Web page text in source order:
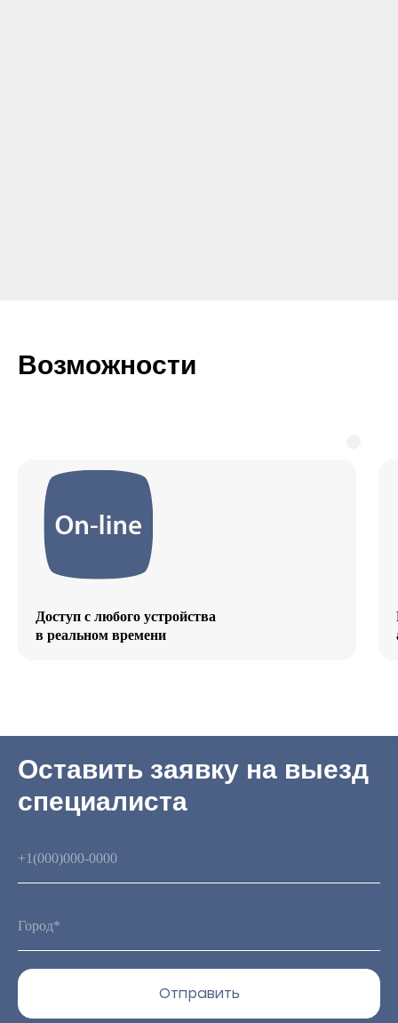
Возможности
Доступ с любого устройства
в реальном времени
Оставить заявку на выезд
специалиста
Отправить